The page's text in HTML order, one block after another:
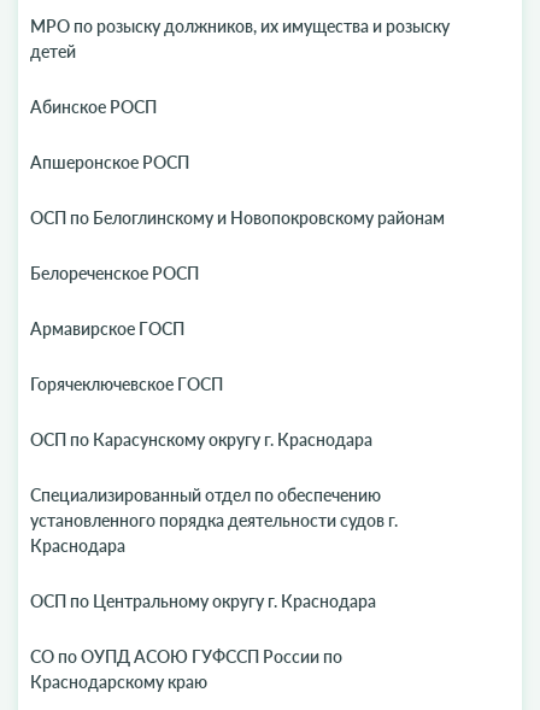
МРО по розыску должников, их имущества и розыску
детей
Абинское РОСП
Апшеронское РОСП
ОСП по Белоглинскому и Новопокровскому районам
Белореченское РОСП
Армавирское ГОСП
Горячеключевское ГОСП
ОСП по Карасунскому округу г. Краснодара
Специализированный отдел по обеспечению
установленного порядка деятельности судов г.
Краснодара
ОСП по Центральному округу г. Краснодара
СО по ОУПД АСОЮ ГУФССП России по
Краснодарскому краю